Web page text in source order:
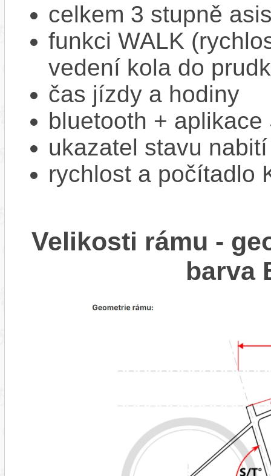
celkem 3 stupně
funkci WALK
vedení kola do
čas jízdy a hodiny
bluetooth +
ukazatel stavu
rychlost a počítadlo
Velikosti rámu -
barva